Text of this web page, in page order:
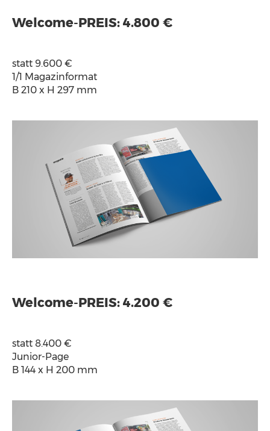
Welcome-PREIS: 4.800 €
statt 9.600 €
1/1 Magazinformat
B 210 x H 297 mm
Welcome-PREIS: 4.200 €
statt 8.400 €
Junior-Page
B 144 x H 200 mm